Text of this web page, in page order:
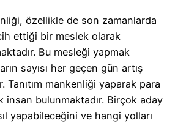
özellikle de son zamanlarda
ettiği bir meslek olarak
Bu mesleği yapmak
sayısı her geçen gün artış
Tanıtım mankenliği yaparak para
insan bulunmaktadır. Birçok aday
yapabileceğini ve hangi yolları